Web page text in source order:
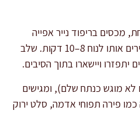
מכסים בריפוד נייר אפייה
ומעליו מגבת נקייה, ומשאירים אותו לנוח 8–10 דקות. שלב
יתפזרו ויישארו בתוך הסיבים.
לא מוגש כנתח שלם), ומגישים
פירה תפוחי אדמה, סלט ירוק